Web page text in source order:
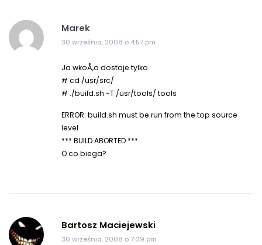
Marek
30 września, 2008 o 4:57 pm
Ja wkoÅ‚o dostaje tylko
# cd /usr/src/
# ./build.sh -T /usr/tools/ tools
ERROR: build.sh must be run from the top source
level
*** BUILD ABORTED ***
O co biega?
Bartosz Maciejewski
30 września, 2008 o 7:09 pm